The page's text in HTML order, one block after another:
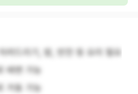
차려드리기, 밥, 반찬 등 요리 필요
배변 가능
거동 가능